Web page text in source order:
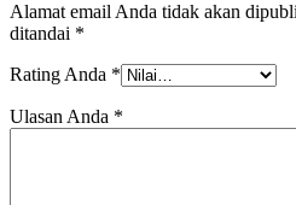
Alamat email Anda tidak akan
ditandai *
Rating Anda *
Ulasan Anda *